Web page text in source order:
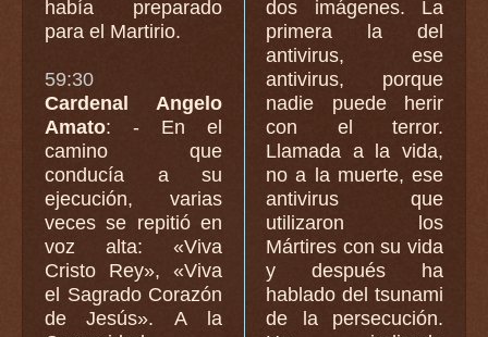
había preparado
para el Martirio.
59:30
Cardenal Angelo
Amato: - En el
camino que
conducía a su
ejecución, varias
veces se repitió en
voz alta: «Viva
Cristo Rey», «Viva
el Sagrado Corazón
de Jesús». A la
dos imágenes. La
primera la del
antivirus, ese
antivirus, porque
nadie puede herir
con el terror.
Llamada a la vida,
no a la muerte, ese
antivirus que
utilizaron los
Mártires con su vida
y después ha
hablado del tsunami
de la persecución.